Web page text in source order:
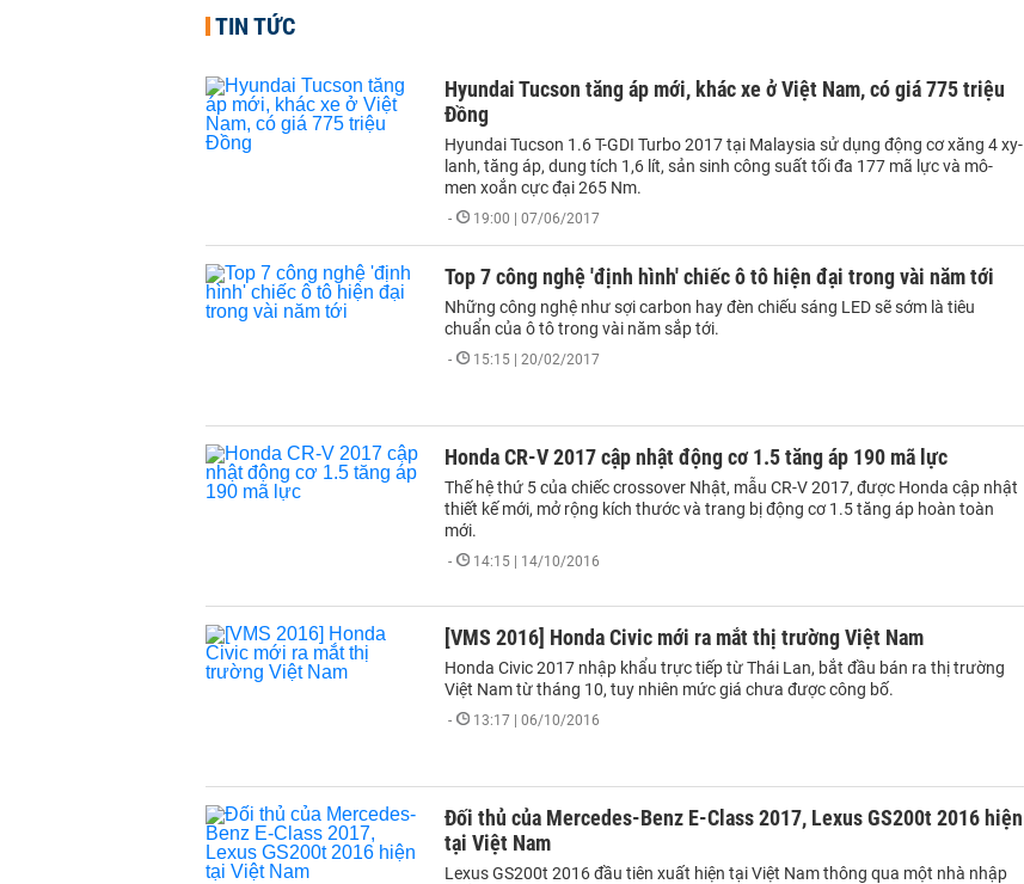
TIN TỨC
Hyundai Tucson tăng áp mới, khác xe ở Việt Nam, có giá 775 triệu
Đồng
Hyundai Tucson 1.6 T-GDI Turbo 2017 tại Malaysia sử dụng động cơ xăng 4 xy-
lanh, tăng áp, dung tích 1,6 lít, sản sinh công suất tối đa 177 mã lực và mô-
men xoắn cực đại 265 Nm.
- 19:00 | 07/06/2017
Top 7 công nghệ 'định hình' chiếc ô tô hiện đại trong vài năm tới
Những công nghệ như sợi carbon hay đèn chiếu sáng LED sẽ sớm là tiêu
chuẩn của ô tô trong vài năm sắp tới.
- 15:15 | 20/02/2017
Honda CR-V 2017 cập nhật động cơ 1.5 tăng áp 190 mã lực
Thế hệ thứ 5 của chiếc crossover Nhật, mẫu CR-V 2017, được Honda cập nhật
thiết kế mới, mở rộng kích thước và trang bị động cơ 1.5 tăng áp hoàn toàn
mới.
- 14:15 | 14/10/2016
[VMS 2016] Honda Civic mới ra mắt thị trường Việt Nam
Honda Civic 2017 nhập khẩu trực tiếp từ Thái Lan, bắt đầu bán ra thị trường
Việt Nam từ tháng 10, tuy nhiên mức giá chưa được công bố.
- 13:17 | 06/10/2016
Đối thủ của Mercedes-Benz E-Class 2017, Lexus GS200t 2016 hiện
tại Việt Nam
Lexus GS200t 2016 đầu tiên xuất hiện tại Việt Nam thông qua một nhà nhập